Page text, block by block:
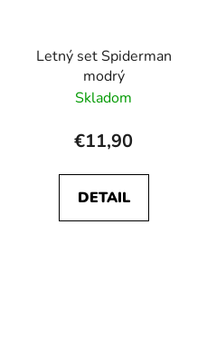
Letný set Spiderman
modrý
Skladom
€11,90
DETAIL